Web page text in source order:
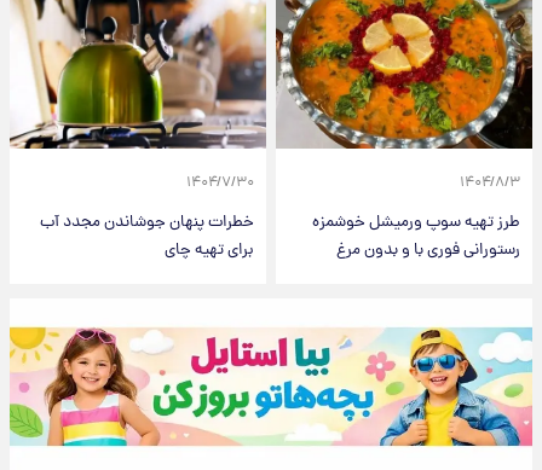
۱۴۰۴/۸/۳
طرز تهیه سوپ ورمیشل خوشمزه
رستورانی فوری با و بدون مرغ
۱۴۰۴/۷/۳۰
خطرات پنهان جوشاندن مجدد آب
برای تهیه چای